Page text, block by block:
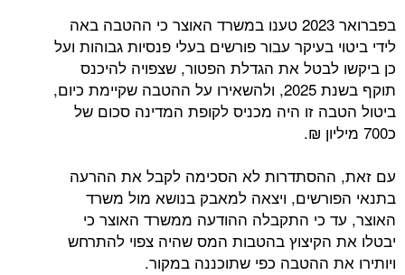
בפברואר 2023 טענו במשרד האוצר כי ההטבה באה
לידי ביטוי בעיקר עבור פורשים בעלי פנסיות גבוהות ועל
כן ביקשו לבטל את הגדלת הפטור, שצפויה להיכנס
תוקף בשנת 2025, ולהשאירו על ההטבה שקיימת כיום,
ביטול הטבה זו היה מכניס לקופת המדינה סכום של
כ700 מיליון ₪.
עם זאת, ההסתדרות לא הסכימה לקבל את ההרעה
בתנאי הפורשים, ויצאה למאבק בנושא מול משרד
האוצר, עד כי התקבלה ההודעה ממשרד האוצר כי
יבטלו את הקיצוץ בהטבות המס שהיה צפוי להתרחש
ויותירו את ההטבה כפי שתוכננה במקור.